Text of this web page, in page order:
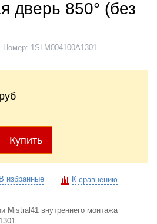
дверь 850° (без
Номер: 1SLM004100A1301
руб
Купить
В избранные К сравнению
Mistral41 внутреннего монтажа